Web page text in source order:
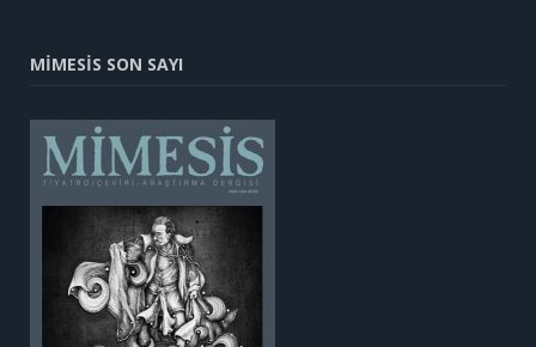
MİMESİS SON SAYI